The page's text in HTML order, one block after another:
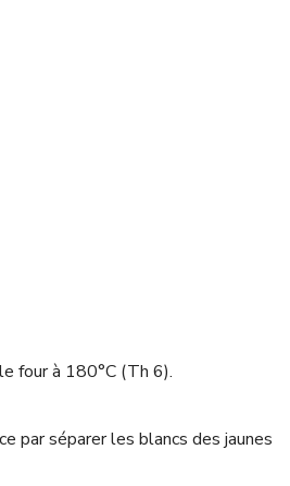
four à 180°C (Th 6).
par séparer les blancs des jaunes